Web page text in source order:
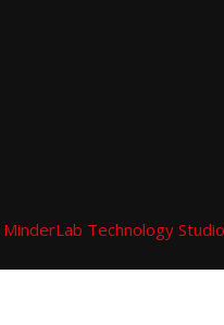
MinderLab Technology Studio